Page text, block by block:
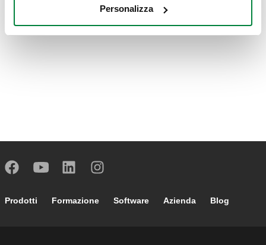
Personalizza
Footer main navigation
Prodotti Formazione Software Azienda Blog